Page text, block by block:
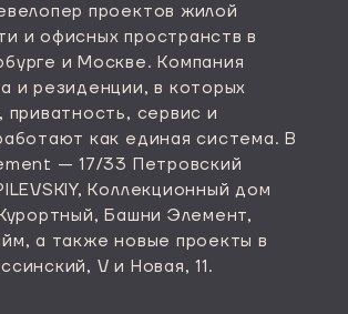
проектов жилой
и офисных пространств в
и Москве. Компания
и резиденции, в которых
приватность, сервис и
как единая система. В
— 17/33 Петровский
Коллекционный дом
Башни Элемент,
а также новые проекты в
V и Новая, 11.